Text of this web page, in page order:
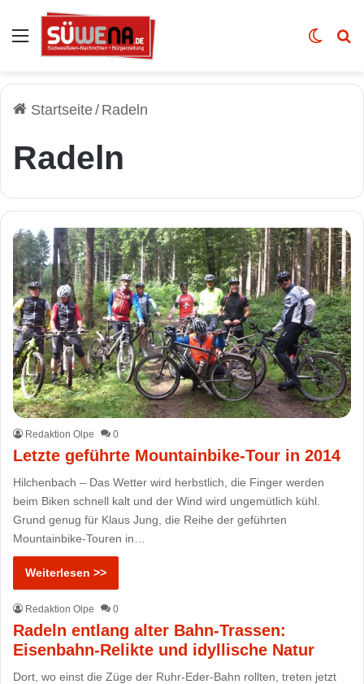
Auswahl Skin
Startseite/ Radeln
Radeln
Redaktion Olpe 0
Letzte geführte Mountainbike-Tour in 2014
Hilchenbach – Das Wetter wird herbstlich, die Finger werden
beim Biken schnell kalt und der Wind wird ungemütlich kühl.
Grund genug für Klaus Jung, die Reihe der geführten
Mountainbike-Touren in…
Weiterlesen >>
Redaktion Olpe 0
Radeln entlang alter Bahn-Trassen:
Eisenbahn-Relikte und idyllische Natur
Dort, wo einst die Züge der Ruhr-Eder-Bahn rollten, treten jetzt